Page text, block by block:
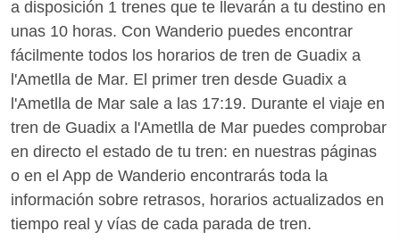
a disposición 1 trenes que te llevarán a tu destino en
unas 10 horas. Con Wanderio puedes encontrar
fácilmente todos los horarios de tren de Guadix a
l'Ametlla de Mar. El primer tren desde Guadix a
l'Ametlla de Mar sale a las 17:19. Durante el viaje en
tren de Guadix a l'Ametlla de Mar puedes comprobar
en directo el estado de tu tren: en nuestras páginas
o en el App de Wanderio encontrarás toda la
información sobre retrasos, horarios actualizados en
tiempo real y vías de cada parada de tren.